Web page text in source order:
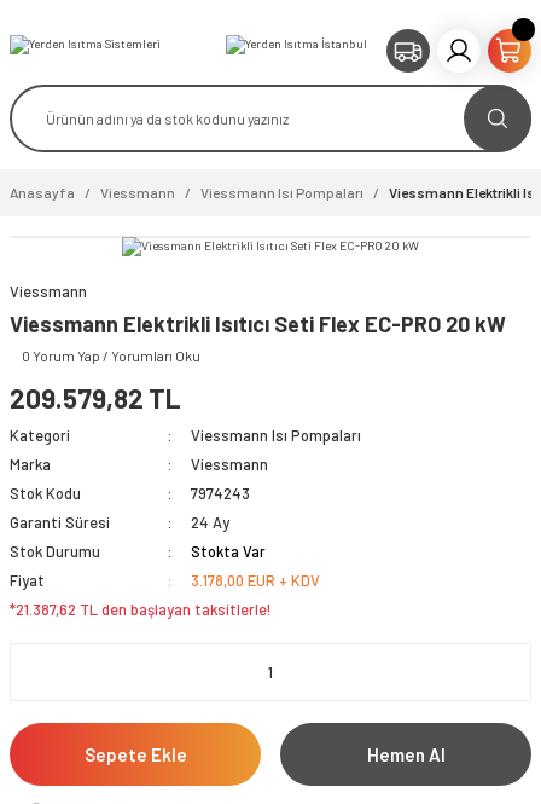
Anasayfa Viessmann Viessmann Isı Pompaları Viessmann Elektrikli
Viessmann
Viessmann Elektrikli Isıtıcı Seti Flex EC-PRO 20 kW
0 Yorum Yap / Yorumları Oku
209.579,82 TL
Kategori
Viessmann Isı Pompaları
Marka
Viessmann
Stok Kodu
7974243
Garanti Süresi
24 Ay
Stok Durumu
Stokta Var
Fiyat
3.178,00 EUR + KDV
*21.387,62 TL den başlayan taksitlerle!
Sepete Ekle Hemen Al